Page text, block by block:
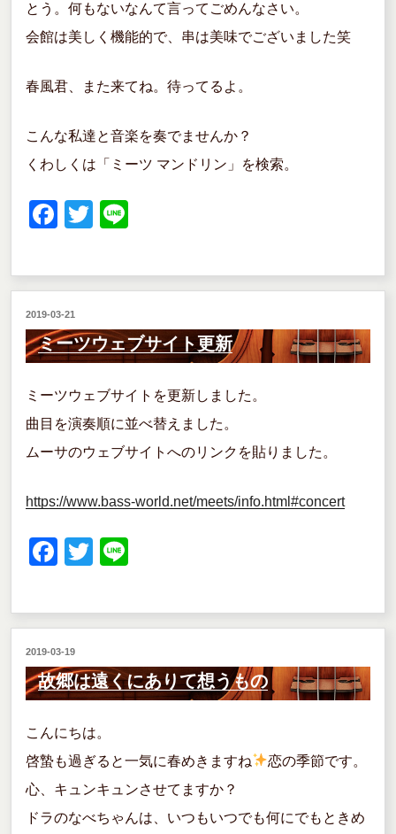
とう。何もないなんて言ってごめんなさい。
会館は美しく機能的で、串は美味でございました笑
春風君、また来てね。待ってるよ。
こんな私達と音楽を奏でませんか？
くわしくは「ミーツ マンドリン」を検索。
F
c
e
b
o
o
k
T
tt
er
e
投
稿
日:
2019-03-21
ミーツウェブサイト更新
ミーツウェブサイトを更新しました。
曲目を演奏順に並べ替えました。
ムーサのウェブサイトへのリンクを貼りました。
https://www.bass-world.net/meets/info.html#concert
F
c
e
b
o
o
k
T
tt
er
e
投
稿
日:
2019-03-19
故郷は遠くにありて想うもの
こんにちは。
啓蟄も過ぎると一気に春めきますね
恋の季節です。
心、キュンキュンさせてますか？
ドラのなべちゃんは、いつもいつでも何にでもときめ